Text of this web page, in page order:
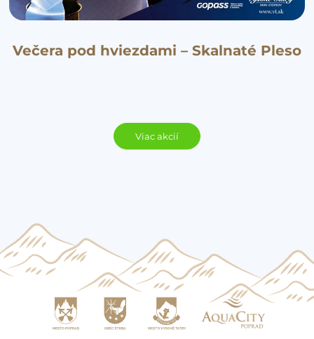
Večera pod hviezdami – Skalnaté Pleso
Viac akcií